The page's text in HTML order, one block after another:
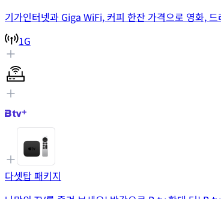
기가인터넷과 Giga WiFi, 커피 한잔 가격으로 영화,
1G
다셋탑 패키지